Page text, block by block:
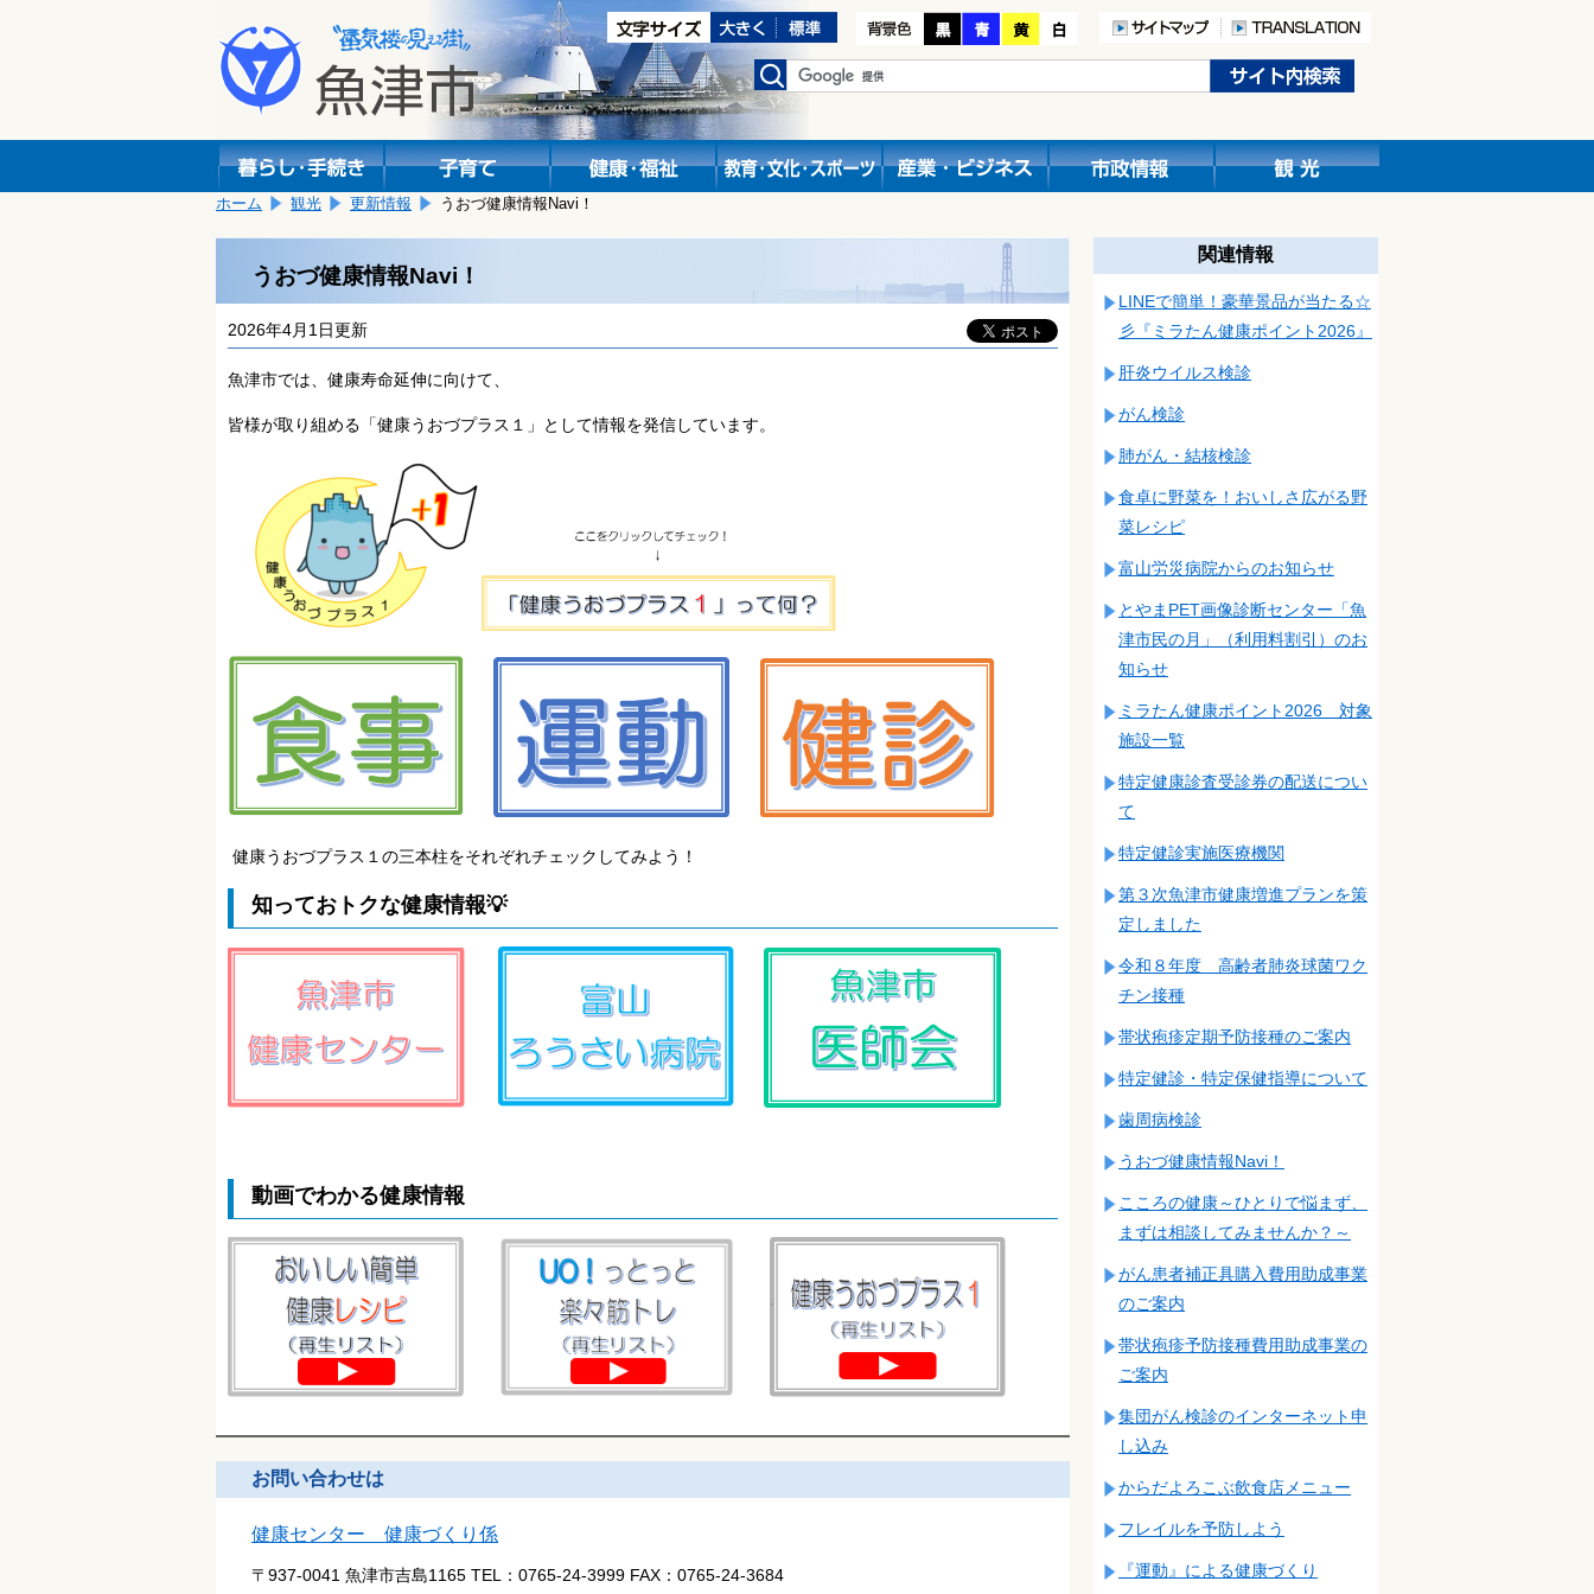
し
ホーム 観光 更新情報 うおづ健康情報Navi！
うおづ健康情報Navi！
2026年4月1日更新
魚津市では、健康寿命延伸に向けて、
皆様が取り組める「健康うおづプラス１」として情報を発信しています。
健康うおづプラス１の三本柱をそれぞれチェックしてみよう！
知っておトクな健康情報💡
動画でわかる健康情報
お問い合わせは
健康センター 健康づくり係
〒937-0041 魚津市吉島1165 TEL： 0765-24-3999 FAX： 0765-24-3684
関連情報
LINEで簡単！豪華景品が当たる☆
彡『ミラたん健康ポイント2026』
肝炎ウイルス検診
がん検診
肺がん・結核検診
食卓に野菜を！おいしさ広がる野
菜レシピ
富山労災病院からのお知らせ
とやまPET画像診断センター「魚
津市民の月」（利用料割引）のお
知らせ
ミラたん健康ポイント2026 対象
施設一覧
特定健康診査受診券の配送につい
て
特定健診実施医療機関
第３次魚津市健康増進プランを策
定しました
令和８年度 高齢者肺炎球菌ワク
チン接種
帯状疱疹定期予防接種のご案内
特定健診・特定保健指導について
歯周病検診
うおづ健康情報Navi！
こころの健康～ひとりで悩まず、
まずは相談してみませんか？～
がん患者補正具購入費用助成事業
のご案内
帯状疱疹予防接種費用助成事業の
ご案内
集団がん検診のインターネット申
し込み
からだよろこぶ飲食店メニュー
フレイルを予防しよう
『運動』による健康づくり